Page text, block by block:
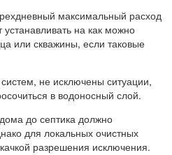
максимальный расход
на как можно
или скважины, если таковые
не исключены ситуации,
в водоносный слой.
до септика должно
для локальных очистных
разрешения исключения.